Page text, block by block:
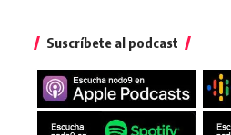
Suscríbete al podcast